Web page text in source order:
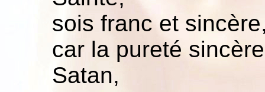
sois franc et
car la pureté
Satan,